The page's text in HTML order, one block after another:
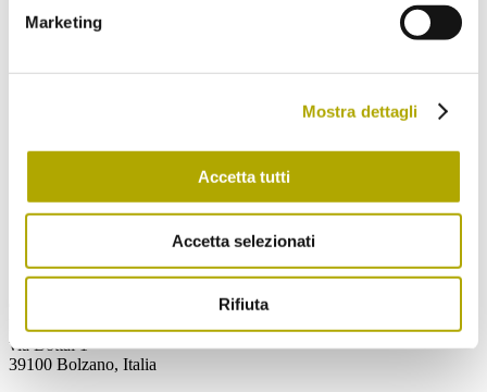
Marketing
Mostra dettagli
Accetta tutti
Accetta selezionati
Rifiuta
l’informativae
personali.
Spedisci
Museo di Scienze Naturali dell'Alto Adige
via Bottai 1
39100 Bolzano, Italia